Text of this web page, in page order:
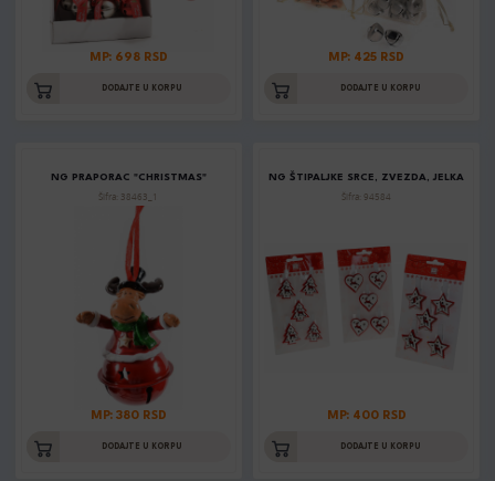
MP: 698 RSD
DODAJTE U KORPU
MP: 425 RSD
DODAJTE U KORPU
NG PRAPORAC "CHRISTMAS"
Šifra: 38463_1
MP: 380 RSD
DODAJTE U KORPU
NG ŠTIPALJKE SRCE, ZVEZDA, JELKA
Šifra: 94584
MP: 400 RSD
DODAJTE U KORPU